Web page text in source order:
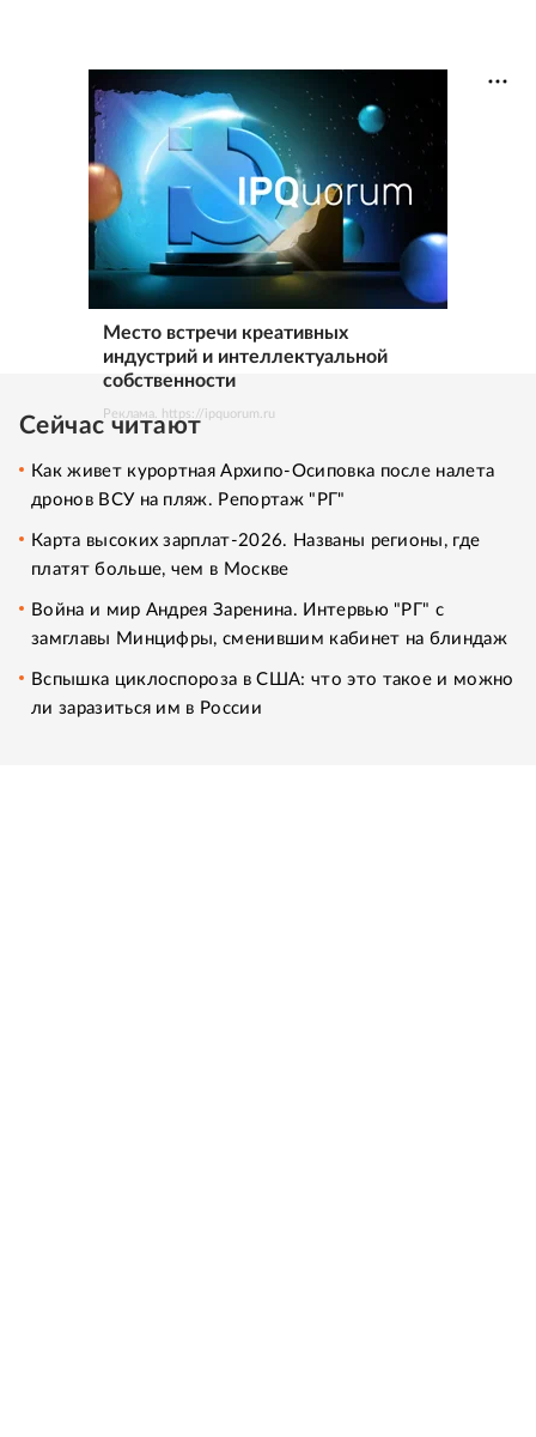
Место встречи креативных
индустрий и интеллектуальной
собственности
Реклама. https://ipquorum.ru
Сейчас читают
Как живет курортная Архипо-Осиповка после налета
дронов ВСУ на пляж. Репортаж "РГ"
Карта высоких зарплат-2026. Названы регионы, где
платят больше, чем в Москве
Война и мир Андрея Заренина. Интервью "РГ" с
замглавы Минцифры, сменившим кабинет на блиндаж
Вспышка циклоспороза в США: что это такое и можно
ли заразиться им в России